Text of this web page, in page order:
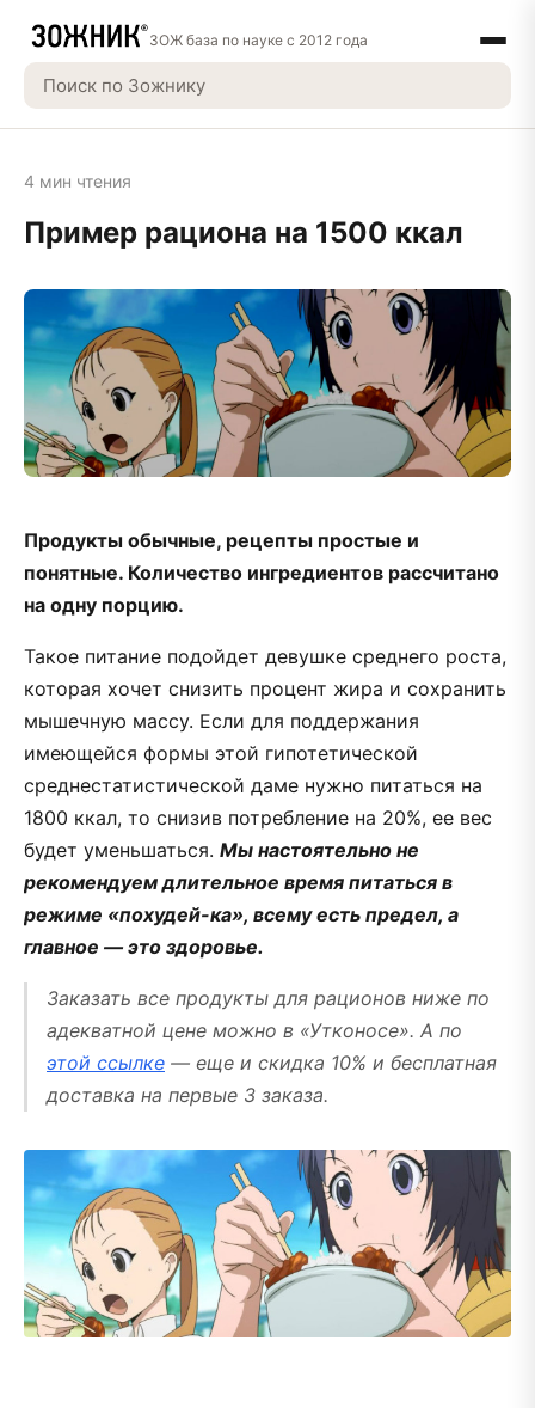
ЗОЖ база по науке с 2012 года
4 мин чтения
Пример рациона на 1500 ккал
Продукты обычные, рецепты простые и
понятные. Количество ингредиентов рассчитано
на одну порцию.
Такое питание подойдет девушке среднего роста,
которая хочет снизить процент жира и сохранить
мышечную массу. Если для поддержания
имеющейся формы этой гипотетической
среднестатистической даме нужно питаться на
1800 ккал, то снизив потребление на 20%, ее вес
будет уменьшаться. Мы настоятельно не
рекомендуем длительное время питаться в
режиме «похудей-ка», всему есть предел, а
главное — это здоровье.
Заказать все продукты для рационов ниже по
адекватной цене можно в «Утконосе». А по
этой ссылке — еще и скидка 10% и бесплатная
доставка на первые 3 заказа.